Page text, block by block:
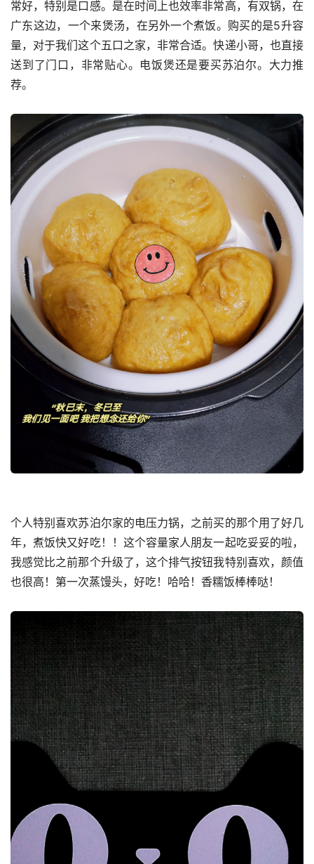
常好，特别是口感。是在时间上也效率非常高，有双锅，在
广东这边，一个来煲汤，在另外一个煮饭。购买的是5升容
量，对于我们这个五口之家，非常合适。快递小哥，也直接
送到了门口，非常贴心。电饭煲还是要买苏泊尔。大力推
荐。
个人特别喜欢苏泊尔家的电压力锅，之前买的那个用了好几
年，煮饭快又好吃！！这个容量家人朋友一起吃妥妥的啦，
我感觉比之前那个升级了，这个排气按钮我特别喜欢，颜值
也很高！第一次蒸馒头，好吃！哈哈！香糯饭棒棒哒！